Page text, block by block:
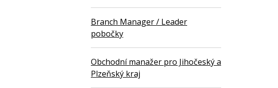
Branch Manager / Leader
pobočky
Obchodní manažer pro Jihočeský a
Plzeňský kraj